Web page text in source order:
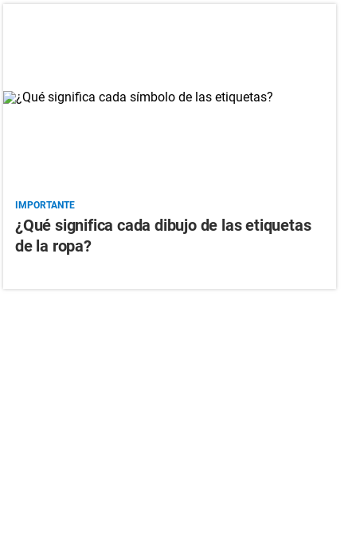
IMPORTANTE
¿Qué significa cada dibujo de las etiquetas
de la ropa?